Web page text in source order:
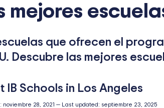
mejores
que ofrecen el
Descubre las mejores
noviembre 28, 2021 — Last updated: septiembre 23, 2025